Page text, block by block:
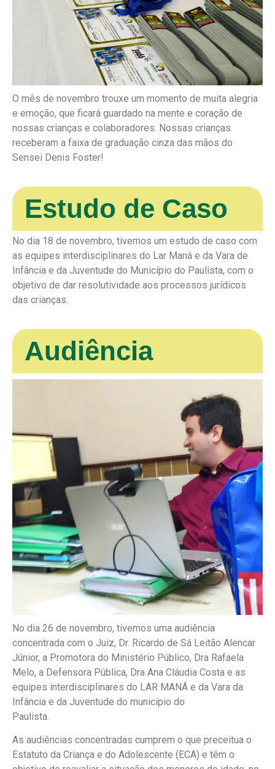
O mês de novembro trouxe um momento de muita alegria
e emoção, que ficará guardado na mente e coração de
nossas crianças e colaboradores. Nossas crianças
receberam a faixa de graduação cinza das mãos do
Sensei Denis Foster!
Estudo de Caso
No dia 18 de novembro, tivemos um estudo de caso com
as equipes interdisciplinares do Lar Maná e da Vara de
Infância e da Juventude do Município do Paulista, com o
objetivo de dar resolutividade aos processos jurídicos
das crianças.
Audiência
No dia 26 de novembro, tivemos uma audiência
concentrada com o Juiz, Dr. Ricardo de Sá Leitão Alencar
Júnior, a Promotora do Ministério Público, Dra Rafaela
Melo, a Defensora Pública, Dra Ana Cláudia Costa e as
equipes interdisciplinares do LAR MANÁ e da Vara da
Infância e da Juventude do município do
Paulista.
As audiências concentradas cumprem o que preceitua o
Estatuto da Criança e do Adolescente (ECA) e têm o